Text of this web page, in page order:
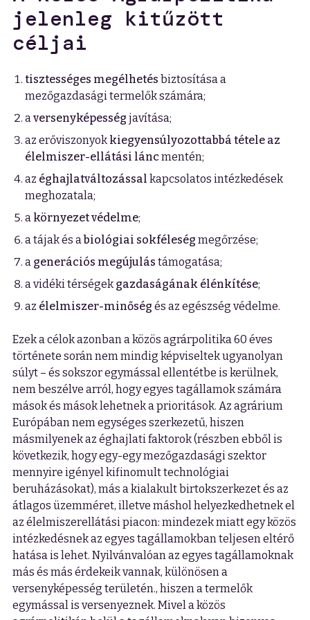
jelenleg kitűzött
céljai
tisztességes megélhetés biztosítása a
mezőgazdasági termelők számára;
aversenyképesség javítása;
az erőviszonyok kiegyensúlyozottabbá tétele az
élelmiszer-ellátási láncmentén;
az éghajlatváltozással kapcsolatos intézkedések
meghozatala;
a környezet védelme;
a tájak és abiológiai sokféleség megőrzése;
a generációs megújulás támogatása;
a vidéki térségek gazdaságának élénkítése;
az élelmiszer-minőség és az egészség védelme.
Ezek a célok azonban a közös agrárpolitika 60 éves
története során nem mindig képviseltek ugyanolyan
súlyt – és sokszor egymással ellentétbe is kerülnek,
nem beszélve arról, hogy egyes tagállamok számára
mások és mások lehetnek a prioritások. Az agrárium
Európában nem egységes szerkezetű, hiszen
másmilyenek az éghajlati faktorok (részben ebből is
következik, hogy egy-egy mezőgazdasági szektor
mennyire igényel kifinomult technológiai
beruházásokat), más a kialakult birtokszerkezet és az
átlagos üzemméret, illetve máshol helyezkedhetnek el
az élelmiszerellátási piacon: mindezek miatt egy közös
intézkedésnek az egyes tagállamokban teljesen eltérő
hatása is lehet. Nyilvánvalóan az egyes tagállamoknak
más és más érdekeik vannak, különösen a
versenyképesség területén., hiszen a termelők
egymással is versenyeznek. Mivel a közös